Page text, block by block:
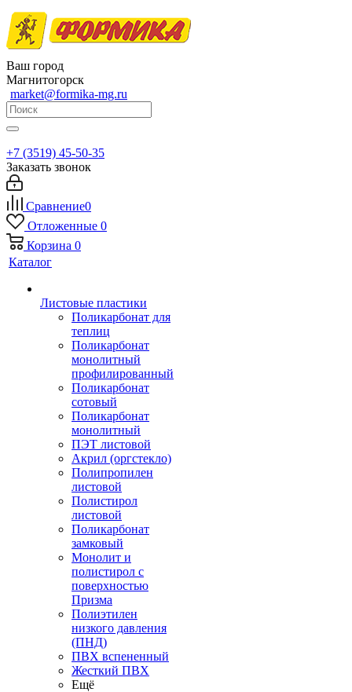
Ваш город
Магнитогорск
market@formika-mg.ru
+7 (3519) 45-50-35
Заказать звонок
Сравнение0
Отложенные 0
Корзина 0
Каталог
Листовые пластики
Поликарбонат для
теплиц
Поликарбонат
монолитный
профилированный
Поликарбонат
сотовый
Поликарбонат
монолитный
ПЭТ листовой
Акрил (оргстекло)
Полипропилен
листовой
Полистирол
листовой
Поликарбонат
замковый
Монолит и
полистирол с
поверхностью
Призма
Полиэтилен
низкого давления
(ПНД)
ПВХ вспененный
Жесткий ПВХ
Ещё